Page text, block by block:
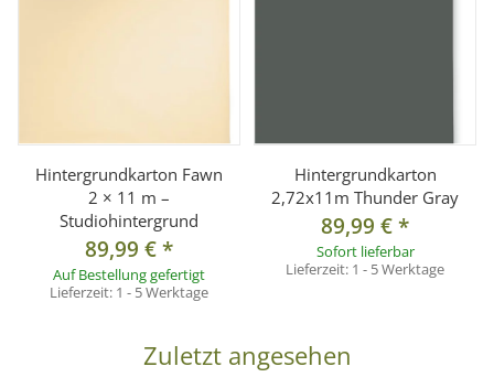
Hintergrundkarton Fawn
2 × 11 m –
Studiohintergrund
89,99 €*
Auf Bestellung gefertigt
Lieferzeit: 1 - 5 Werktage
Hintergrundkarton
2,72x11m Thunder Gray
89,99 €*
Sofort lieferbar
Lieferzeit: 1 - 5 Werktage
Zuletzt angesehen